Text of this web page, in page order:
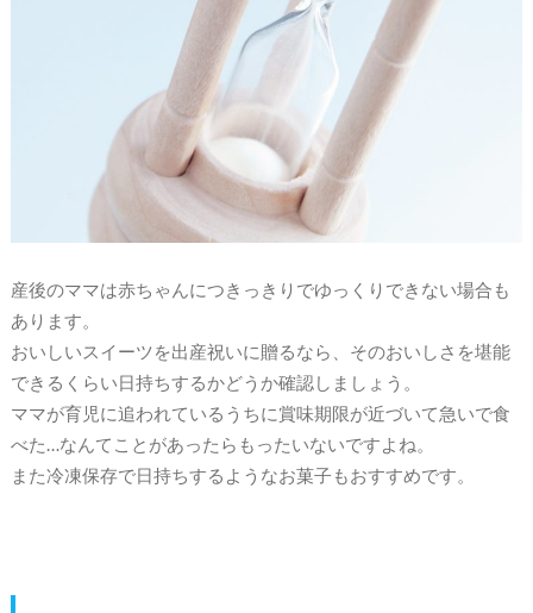
産後のママは赤ちゃんにつきっきりでゆっくりできない場合も
あります。
おいしいスイーツを出産祝いに贈るなら、そのおいしさを堪能
できるくらい日持ちするかどうか確認しましょう。
ママが育児に追われているうちに賞味期限が近づいて急いで食
べた…なんてことがあったらもったいないですよね。
また冷凍保存で日持ちするようなお菓子もおすすめです。